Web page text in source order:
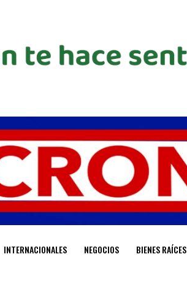
INTERNACIONALES NEGOCIOS BIENES RAÍCES